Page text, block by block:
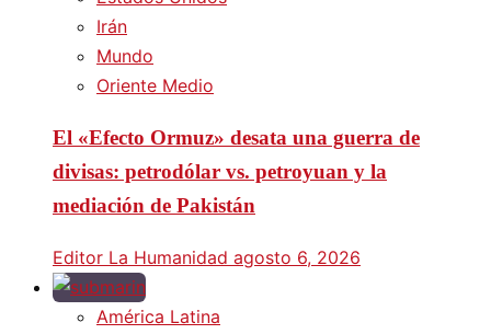
Irán
Mundo
Oriente Medio
El «Efecto Ormuz» desata una guerra de
divisas: petrodólar vs. petroyuan y la
mediación de Pakistán
Editor La Humanidad agosto 6, 2026
América Latina